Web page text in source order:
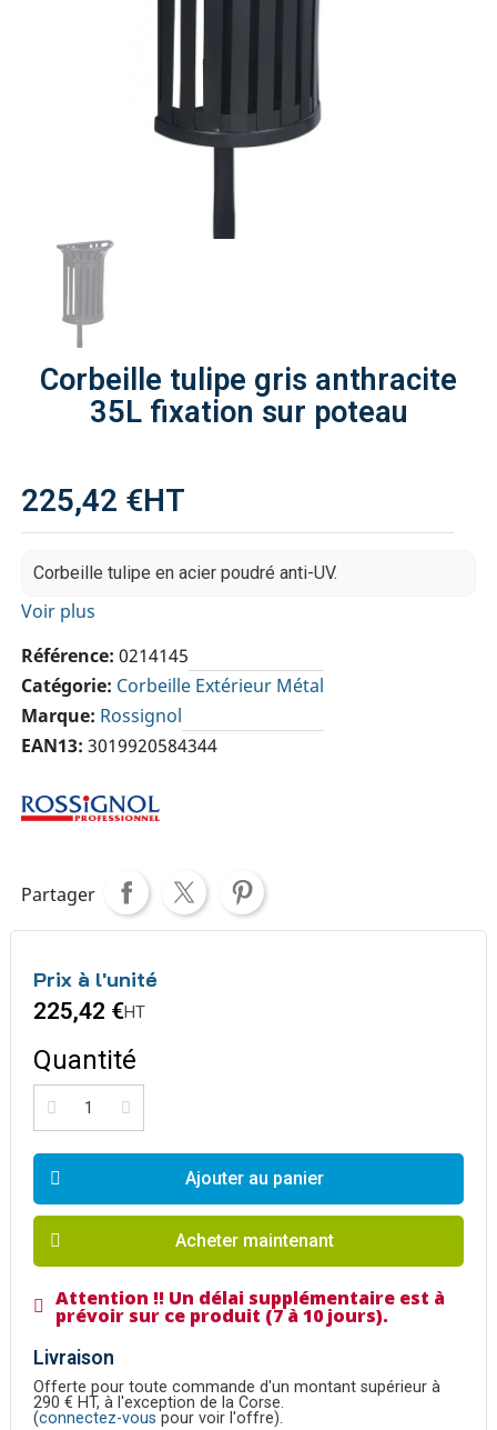
Corbeille tulipe gris anthracite
35L fixation sur poteau
225,42 €HT
Corbeille tulipe en acier poudré anti-UV.
Voir plus
Référence 0214145
Catégorie Corbeille Extérieur Métal
Marque Rossignol
EAN13 3019920584344
Partager
Prix à l'unité
225,42 €HT
Quantité
Ajouter au panier
Acheter maintenant
Attention !! Un délai supplémentaire est à
prévoir sur ce produit (7 à 10 jours).
Livraison
Offerte pour toute commande d'un montant supérieur à
290 € HT, à l'exception de la Corse.
(connectez-vous pour voir l'offre).